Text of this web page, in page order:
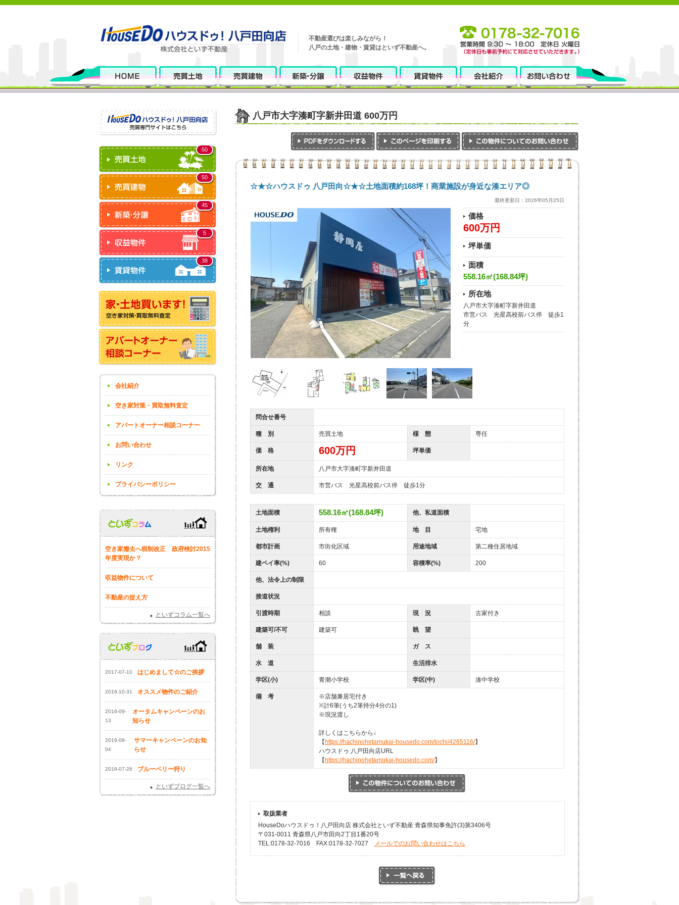
不動産選びは楽しみながら！
八戸の土地・建物・賃貸はといず不動産へ。
50
50
45
5
38
会社紹介
空き家対策・買取無料査定
アパートオーナー相談コーナー
お問い合わせ
リンク
プライバシーポリシー
空き家撤去へ税制改正 政府検討2015
年度実現か？
収益物件について
不動産の捉え方
といずコラム一覧へ
2017-07-10 はじめまして☆のご挨拶
2016-10-31 オススメ物件のご紹介
2016-09-
13
オータムキャンペーンのお
知らせ
2016-08-
04
サマーキャンペーンのお知
らせ
2016-07-26 ブルーベリー狩り
といずブログ一覧へ
八戸市大字湊町字新井田道 600万円
☆★☆ハウスドゥ 八戸田向☆★☆土地面積約168坪！商業施設が身近な湊エリア◎
最終更新日：2026年05月25日
価格
600万円
坪単価
面積
558.16㎡(168.84坪)
所在地
八戸市大字湊町字新井田道
市営バス 光星高校前バス停 徒歩1
分
問合せ番号
種 別 売買土地 様 態 専任
価 格 600万円 坪単価
所在地 八戸市大字湊町字新井田道
交 通 市営バス 光星高校前バス停 徒歩1分
土地面積 558.16㎡(168.84坪) 他、私道面積
土地権利 所有権 地 目 宅地
都市計画 市街化区域 用途地域 第二種住居地域
建ペイ率(%) 60 容積率(%) 200
他、法令上の制限
接道状況
引渡時期 相談 現 況 古家付き
建築可/不可 建築可 眺 望
舗 装 ガ ス
水 道 生活排水
学区(小) 青潮小学校 学区(中) 湊中学校
備 考
※店舗兼居宅付き
※計6筆(うち2筆持分4分の1)
※現況渡し
詳しくはこちらから↓
【 https://hachinohetamukai-housedo.com/tochi/4265116/】
ハウスドゥ 八戸田向店URL
【 https://hachinohetamukai-housedo.com/】
取扱業者
HouseDoハウスドゥ！八戸田向店 株式会社といず不動産 青森県知事免許(3)第3406号
〒031-0011 青森県八戸市田向2丁目1番20号
TEL:0178-32-7016 FAX:0178-32-7027
メールでのお問い合わせはこちら